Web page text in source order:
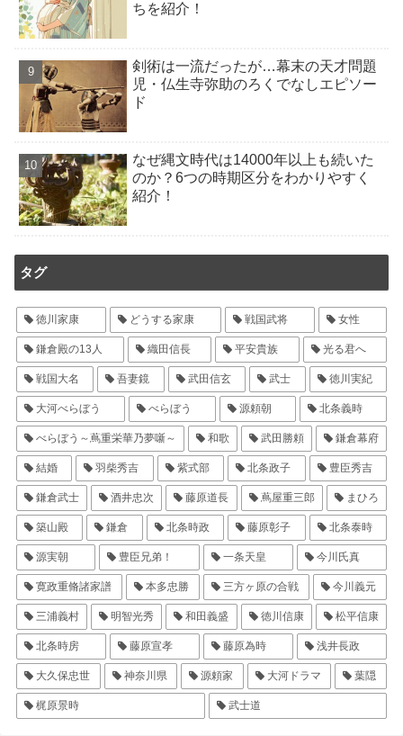
ちを紹介！
剣術は一流だったが…幕末の天才問題
児・仏生寺弥助のろくでなしエピソー
ド
なぜ縄文時代は14000年以上も続いた
のか？6つの時期区分をわかりやすく
紹介！
タグ
徳川家康 どうする家康 戦国武将 女性
鎌倉殿の13人 織田信長 平安貴族 光る君へ
戦国大名 吾妻鏡 武田信玄 武士 徳川実紀
大河べらぼう べらぼう 源頼朝 北条義時
べらぼう～蔦重栄華乃夢噺～ 和歌 武田勝頼 鎌倉幕府
結婚 羽柴秀吉 紫式部 北条政子 豊臣秀吉
鎌倉武士 酒井忠次 藤原道長 蔦屋重三郎 まひろ
築山殿 鎌倉 北条時政 藤原彰子 北条泰時
源実朝 豊臣兄弟！ 一条天皇 今川氏真
寛政重脩諸家譜 本多忠勝 三方ヶ原の合戦 今川義元
三浦義村 明智光秀 和田義盛 徳川信康 松平信康
北条時房 藤原宣孝 藤原為時 浅井長政
大久保忠世 神奈川県 源頼家 大河ドラマ 葉隠
梶原景時 武士道